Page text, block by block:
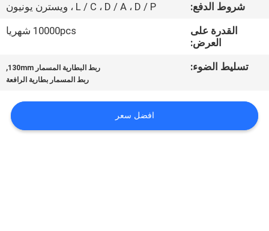
الموقع
شروط الدفع:
L / C ، D / A ، D / P ، ويسترن يونيون
القدرة على
العرض:
10000pcs شهريا
تسليط الضوء: ربط البطارية المسمار 130mm ,
ربط المسمار بطارية الرافعة
افضل سعر